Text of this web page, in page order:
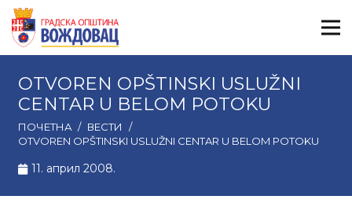
OTVOREN OPŠTINSKI USLUŽNI
CENTAR U BELOM POTOKU
ПОЧЕТНА / ВЕСТИ
/
OTVOREN OPŠTINSKI USLUŽNI CENTAR U BELOM POTOKU
11. април 2008.